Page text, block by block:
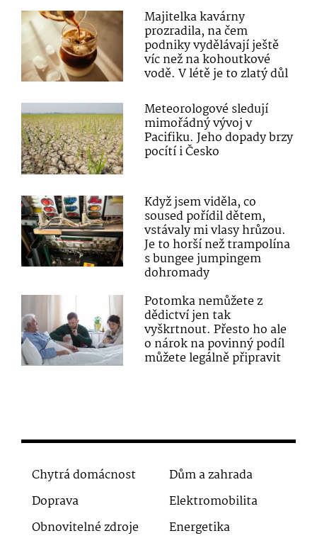
Majitelka kavárny
prozradila, na čem
podniky vydělávají ještě
víc než na kohoutkové
vodě. V létě je to zlatý důl
Meteorologové sledují
mimořádný vývoj v
Pacifiku. Jeho dopady brzy
pocítí i Česko
Když jsem viděla, co
soused pořídil dětem,
vstávaly mi vlasy hrůzou.
Je to horší než trampolína
s bungee jumpingem
dohromady
Potomka nemůžete z
dědictví jen tak
vyškrtnout. Přesto ho ale
o nárok na povinný podíl
můžete legálně připravit
Chytrá domácnost
Dům a zahrada
Doprava
Elektromobilita
Obnovitelné zdroje
Energetika